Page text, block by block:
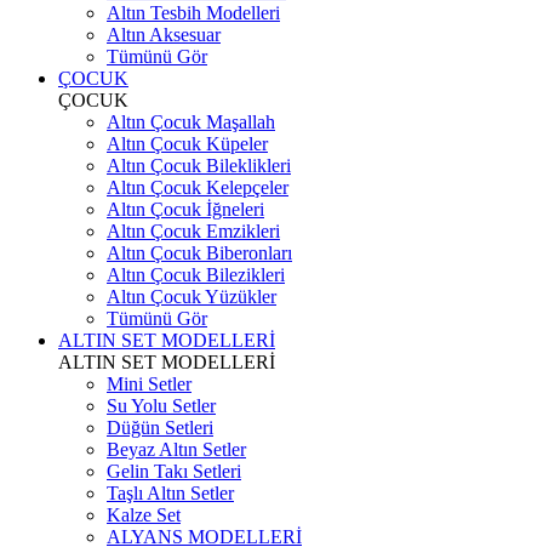
Altın Tesbih Modelleri
Altın Aksesuar
Tümünü Gör
ÇOCUK
ÇOCUK
Altın Çocuk Maşallah
Altın Çocuk Küpeler
Altın Çocuk Bileklikleri
Altın Çocuk Kelepçeler
Altın Çocuk İğneleri
Altın Çocuk Emzikleri
Altın Çocuk Biberonları
Altın Çocuk Bilezikleri
Altın Çocuk Yüzükler
Tümünü Gör
ALTIN SET MODELLERİ
ALTIN SET MODELLERİ
Mini Setler
Su Yolu Setler
Düğün Setleri
Beyaz Altın Setler
Gelin Takı Setleri
Taşlı Altın Setler
Kalze Set
ALYANS MODELLERİ